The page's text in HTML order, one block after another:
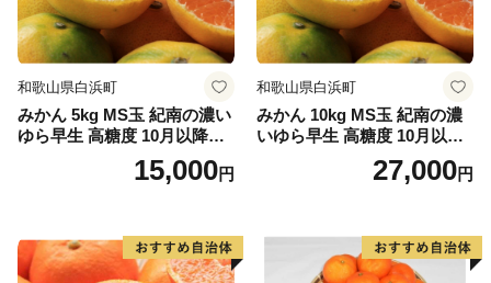
和歌山県白浜町
みかん 5kg MS玉 紀南の濃い
ゆら早生 高糖度 10月以降発
送 マルチ被覆栽培15,000円
和歌山県白浜町
みかん 10kg MS玉 紀南の濃
いゆら早生 高糖度 10月以降
発送 マルチ被覆栽培27,000円